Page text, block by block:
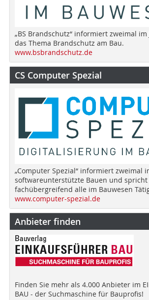
„BS Brandschutz“ informiert zweimal
das Thema Brandschutz am Bau.
www.bsbrandschutz.de
CS Computer Spezial
„Computer Spezial“ informiert zweimal
softwareunterstützte Bauen und spricht
fachübergreifend alle im Bauwesen
www.computer-spezial.de
Anbieter finden
Finden Sie mehr als 4.000 Anbieter im
BAU - der Suchmaschine für Bauprofis!